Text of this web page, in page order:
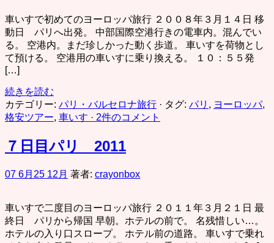
車いすで初めてのヨーロッパ旅行 ２００８年３月１４日 移
動日 パリへ出発。 中部国際空港行きの電車内。混んでい
る。 空港内。まだ珍しかった動く歩道。 車いすを荷物とし
て預ける。 空港用の車いすに乗り換える。 １０：５５発
[…]
続きを読む
カテゴリー: パリ・バルセロナ旅行 · タグ: パリ , ヨーロッパ,
格安ツアー, 車いす · 2件のコメント
７日目パリ 2011
07 6月 25 12月 著者: crayonbox
車いすで二度目のヨーロッパ旅行 ２０１１年３月２１日 最
終日 パリから帰国 早朝。ホテルの前で。 名残惜しい…。
ホテルの入り口スロープ。 ホテル前の道路。 車いすで乗れ